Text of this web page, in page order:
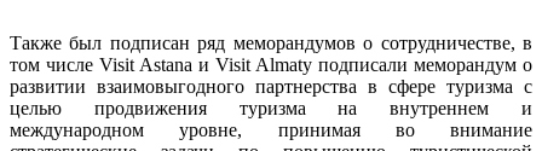
Также был подписан ряд меморандумов о сотрудничестве, в
том числе Visit Astana и Visit Almaty подписали меморандум о
развитии взаимовыгодного партнерства в сфере туризма с
целью продвижения туризма на внутреннем и
международном уровне, принимая во внимание